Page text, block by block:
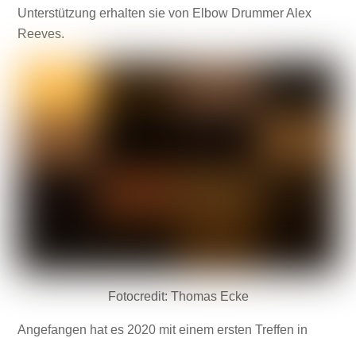
Unterstützung erhalten sie von Elbow Drummer Alex
Reeves.
Fotocredit: Thomas Ecke
Angefangen hat es 2020 mit einem ersten Treffen in